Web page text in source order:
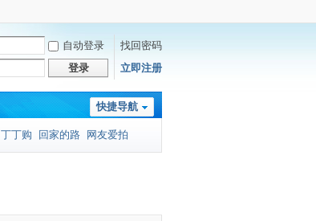
自动登录
找回密码
登录 立即注册
快捷导航
丁丁购 回家的路 网友爱拍